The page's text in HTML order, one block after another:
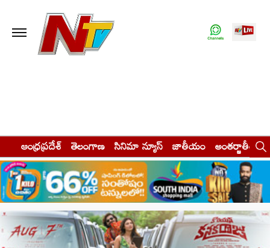
ఆంధ్రప్రదేశ్ తెలంగాణ సినిమా న్యూస్ జాతీయం అంతర్జాతీయం